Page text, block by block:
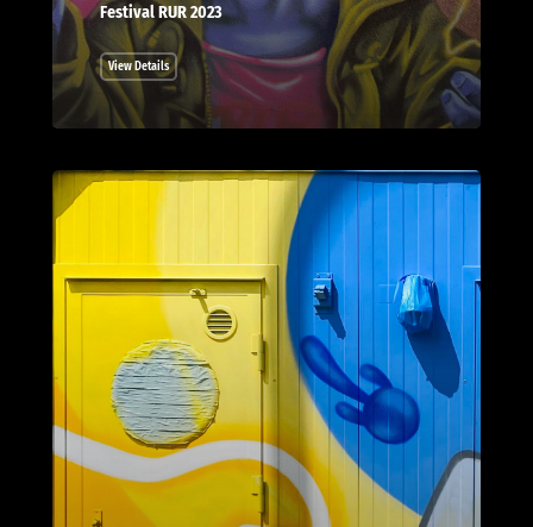
Festival RUR 2023
View Details